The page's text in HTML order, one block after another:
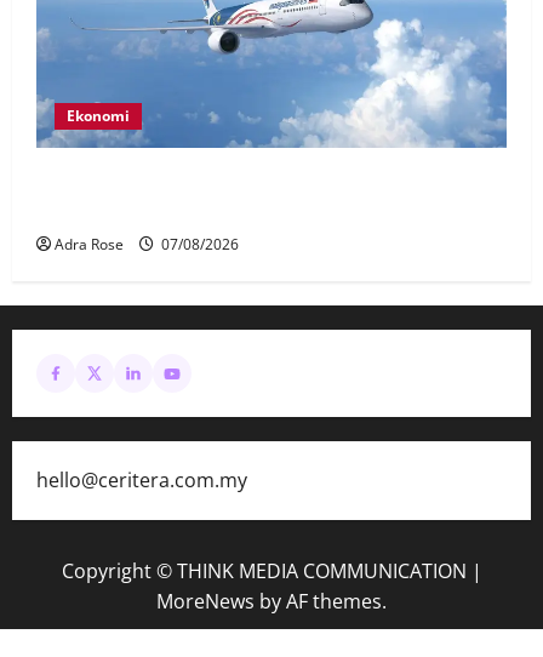
Ekonomi
Adra Rose 07/08/2026
hello@ceritera.com.my
Copyright © THINK MEDIA COMMUNICATION |
MoreNews by AF themes.